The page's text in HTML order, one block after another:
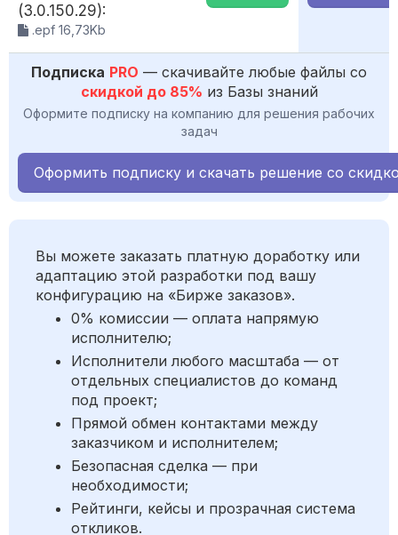
(3.0.150.29):
.epf 16,73Kb
Подписка PRO — скачивайте любые файлы со
скидкой до 85% из Базы знаний
Оформите подписку на компанию для решения рабочих
задач
Оформить подписку и скачать решение со
Вы можете заказать платную доработку или
адаптацию этой разработки под вашу
конфигурацию на «Бирже заказов».
0% комиссии — оплата напрямую
исполнителю;
Исполнители любого масштаба — от
отдельных специалистов до команд
под проект;
Прямой обмен контактами между
заказчиком и исполнителем;
Безопасная сделка — при
необходимости;
Рейтинги, кейсы и прозрачная система
откликов.